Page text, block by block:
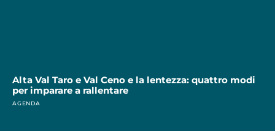
Alta Val Taro e Val Ceno e la lentezza: quattro modi
per imparare a rallentare
AGENDA